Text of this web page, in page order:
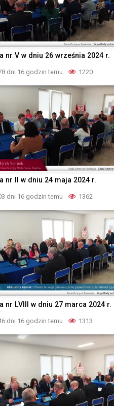
nr V w dniu 26 września 2024 r.
dni 16 godzin temu 1220
nr II w dniu 24 maja 2024 r.
dni 16 godzin temu 1362
nr LVIII w dniu 27 marca 2024 r.
dni 16 godzin temu 1313